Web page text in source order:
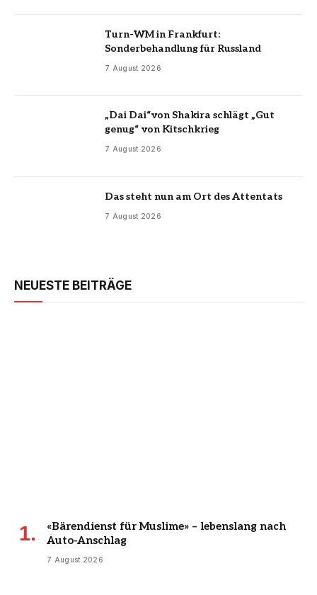
Turn-WM in Frankfurt:
Sonderbehandlung für Russland
7 August 2026
„Dai Dai“von Shakira schlägt „Gut
genug“ von Kitschkrieg
7 August 2026
Das steht nun am Ort des Attentats
7 August 2026
NEUESTE BEITRÄGE
«Bärendienst für Muslime» – lebenslang nach
Auto-Anschlag
7 August 2026